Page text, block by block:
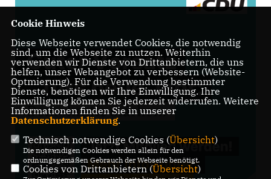
Cookie Hinweis
Diese Webseite verwendet Cookies, die notwendig
sind, um die Webseite zu nutzen. Weiterhin
verwenden wir Dienste von Drittanbietern, die uns
helfen, unser Webangebot zu verbessern (Website-
Optmierung). Für die Verwendung bestimmter
Dienste, benötigen wir Ihre Einwilligung. Ihre
Einwilligung können Sie jederzeit widerrufen. Weitere
Informationen finden Sie in unserer
Datenschutzerklärung.
Technisch notwendige Cookies (Übersicht)
Die notwendigen Cookies werden allein für den
ordnungsgemäßen Gebrauch der Webseite benötigt.
Cookies von Drittanbietern (Übersicht)